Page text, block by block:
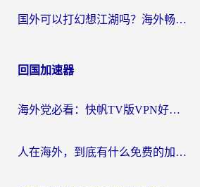
国外可以打幻想江湖吗？海外畅玩国服游戏的终极指南
回国加速器
海外党必看：快帆TV版VPN好用吗？和Easyback VPN对比哪个回国效果更好？附2026真实测评
人在海外，到底有什么免费的加速器能让我安心追剧打游戏？